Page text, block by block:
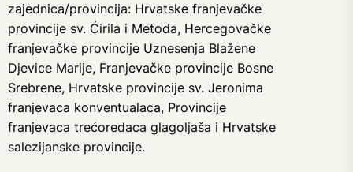
zajednica/provincija: Hrvatske franjevačke
provincije sv. Ćirila i Metoda, Hercegovačke
franjevačke provincije Uznesenja Blažene
Djevice Marije, Franjevačke provincije Bosne
Srebrene, Hrvatske provincije sv. Jeronima
franjevaca konventualaca, Provincije
franjevaca trećoredaca glagoljaša i Hrvatske
salezijanske provincije.